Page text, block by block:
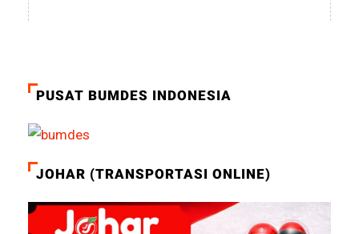
PUSAT BUMDES INDONESIA
JOHAR (TRANSPORTASI ONLINE)